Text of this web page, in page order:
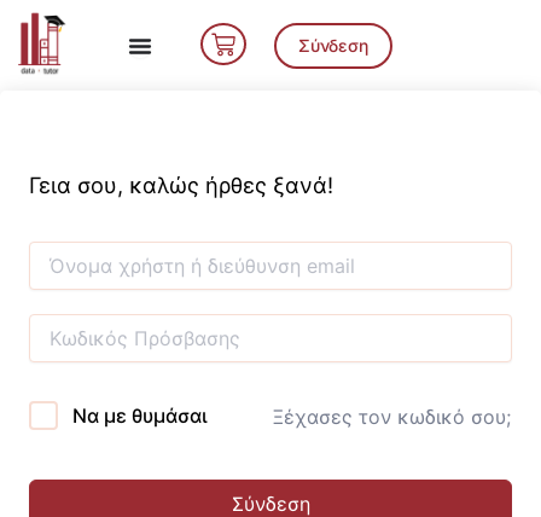
Μετάβαση
περιεχόμενο
Cart Σύνδεση
Γεια σου, καλώς ήρθες ξανά!
Να με θυμάσαι Ξέχασες τον κωδικό σου;
Σύνδεση